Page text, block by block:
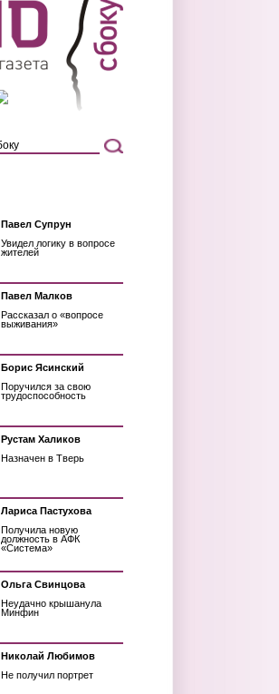
Павел Супрун
Увидел логику в вопросе
жителей
Павел Малков
Рассказал о «вопросе
выживания»
Борис Ясинский
Поручился за свою
трудоспособность
Рустам Халиков
Назначен в Тверь
Лариса Пастухова
Получила новую
должность в АФК
«Система»
Ольга Свинцова
Неудачно крышанула
Минфин
Николай Любимов
Не получил портрет